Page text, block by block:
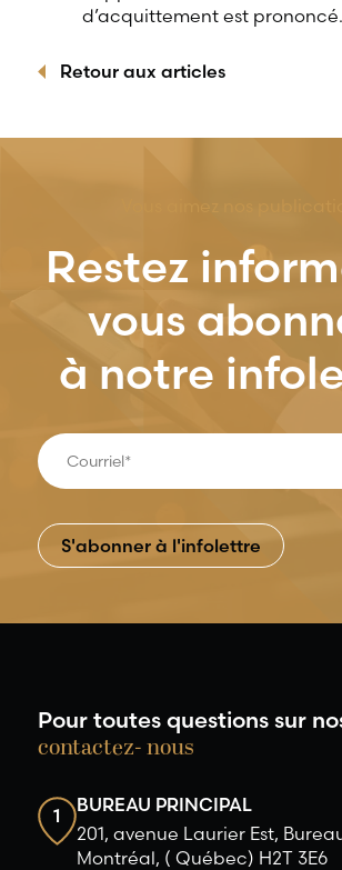
d’acquittement est prononcé.
Retour aux articles
Restez
vous
à notre
Pour toutes questions sur
contactez- nous
1
BUREAU PRINCIPAL
201, avenue Laurier Est,
Montréal, ( Québec) H2T 3E6